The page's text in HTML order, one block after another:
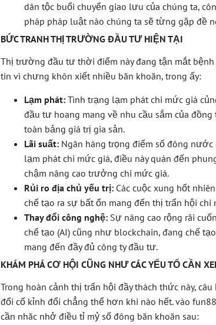
dân tộc buổi chuyển giao lưu của chúng ta,
pháp pháp luật nào chúng ta sẽ từng gặp đề
BỨC TRANH THỊ TRƯỜNG ĐẦU TƯ HIỆN TẠI
Thị trường đầu tư thời điểm này đang tận mắt
tin vì chưng khôn xiết nhiều băn khoăn, trong ấy:
Lạm phát: Tình trạng lạm phát chi mức giá
đầu tư hoang mang về nhu cầu sắm của
toàn bảng giá trị gia sản.
Lãi suất: Ngân hàng trọng điểm số đông
lạm phát chi mức giá, điều này quán đến
chậm nâng cao trưởng chi mức giá.
Rủi ro địa chủ yếu trị: Các cuộc xung hốt
chế tạo ra sự bất ổn mang đến thị trấn hội
Thay đổi công nghệ: Sự nâng cao rộng rãi
chế tạo (AI) cũng như blockchain, đang chế
mang đến đầy đủ công ty đầu tư.
KHÁM PHÁ CƠ HỘI CŨNG NHƯ CÁC YẾU TỐ CẦN
Trong hoàn cảnh thị trấn hội đầy thách thức này,
đổi cố kỉnh đổi chẳng thể hơn khi nào hết. vào
cần nhăc nhở điều tỉ mỷ số đông băn khoăn sau: